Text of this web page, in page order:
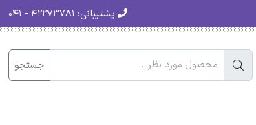
پشتیبانی:
جستجو